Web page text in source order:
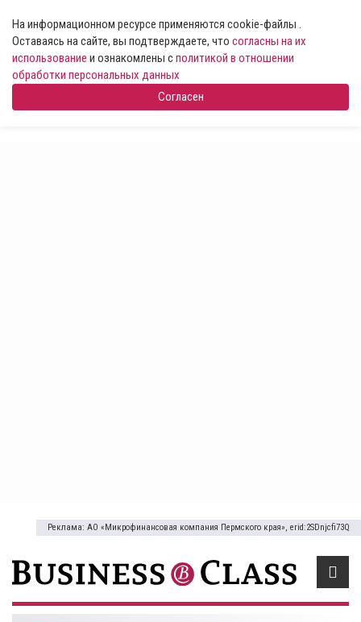
На информационном ресурсе применяются cookie-файлы .
Оставаясь на сайте, вы подтверждаете, что согласны на их
использование и ознакомлены сполитикой в отношении
обработки персональных данных
Согласен
Реклама: АО «Микрофинансовая компания Пермского края», erid:2SDnjcfi73Q